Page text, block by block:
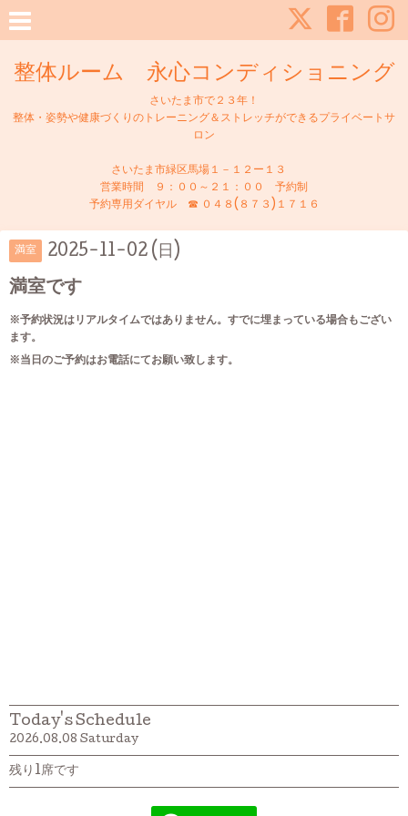
整体ルーム 永心コンディショニング
さいたま市で２３年！
整体・姿勢や健康づくりのトレーニング＆ストレッチができるプライベートサ
ロン
さいたま市緑区馬場１－１２ー１３
営業時間 ９：００～２１：００ 予約制
予約専用ダイヤル ☎ ０４８(８７３)１７１６
満室 2025-11-02 (日)
満室です
※予約状況はリアルタイムではありません。すでに埋まっている場合もござい
ます。
※当日のご予約はお電話にてお願い致します。
Today's Schedule
2026.08.08 Saturday
残り1席です